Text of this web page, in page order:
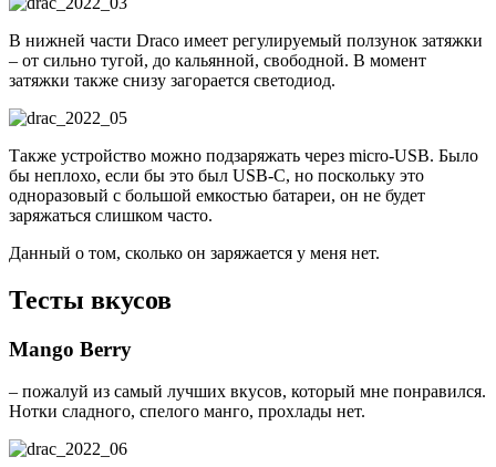
В нижней части Draco имеет регулируемый ползунок затяжки
– от сильно тугой, до кальянной, свободной. В момент
затяжки также снизу загорается светодиод.
Также устройство можно подзаряжать через micro-USB. Было
бы неплохо, если бы это был USB-C, но поскольку это
одноразовый с большой емкостью батареи, он не будет
заряжаться слишком часто.
Данный о том, сколько он заряжается у меня нет.
Тесты вкусов
Mango Berry
– пожалуй из самый лучших вкусов, который мне понравился.
Нотки сладного, спелого манго, прохлады нет.